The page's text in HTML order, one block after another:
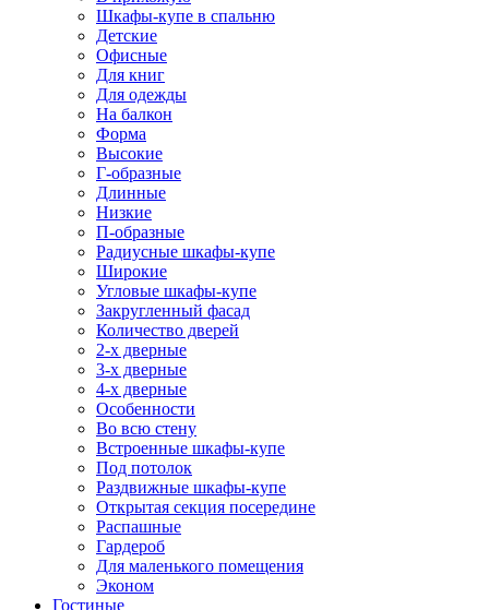
Шкафы-купе в спальню
Детские
Офисные
Для книг
Для одежды
На балкон
Форма
Высокие
Г-образные
Длинные
Низкие
П-образные
Радиусные шкафы-купе
Широкие
Угловые шкафы-купе
Закругленный фасад
Количество дверей
2-х дверные
3-х дверные
4-х дверные
Особенности
Во всю стену
Встроенные шкафы-купе
Под потолок
Раздвижные шкафы-купе
Открытая секция посередине
Распашные
Гардероб
Для маленького помещения
Эконом
Гостиные